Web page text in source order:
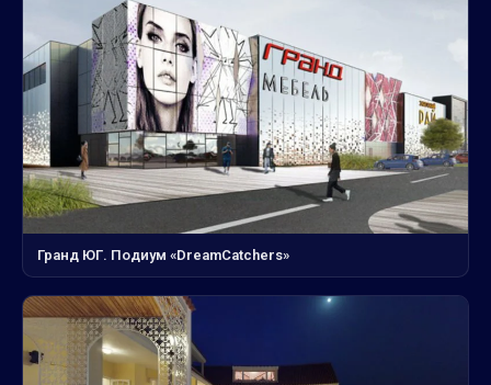
Гранд ЮГ. Подиум «DreamCatchers»